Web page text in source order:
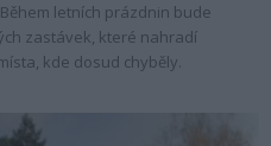
letních prázdnin bude
zastávek, které nahradí
kde dosud chyběly.